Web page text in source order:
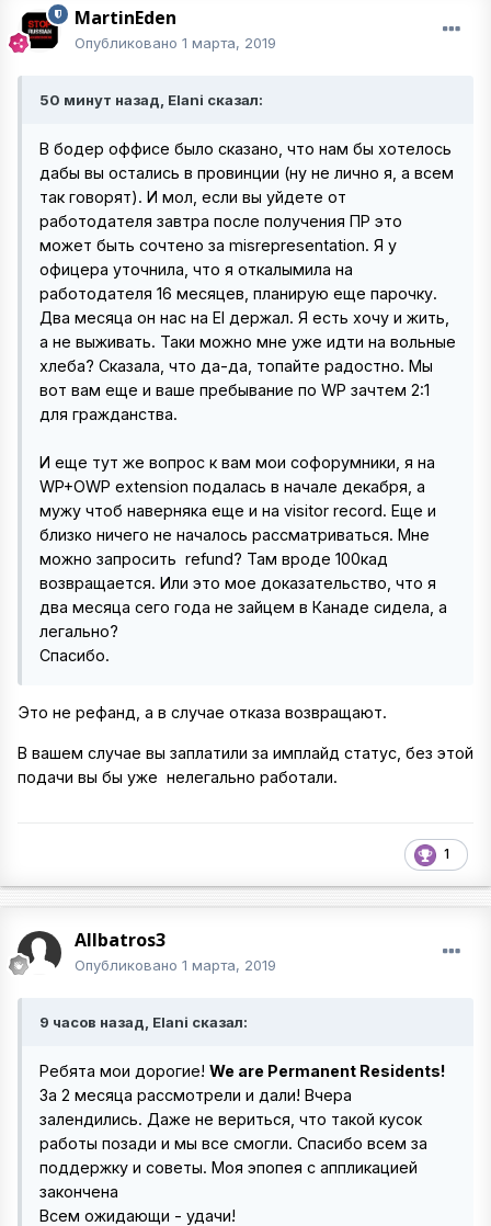
MartinEden
Опубликовано 1 марта, 2019
50 минут назад, Elani сказал:
В бодер оффисе было сказано, что нам бы хотелось
дабы вы остались в провинции (ну не лично я, а всем
так говорят). И мол, если вы уйдете от
работодателя завтра после получения ПР это
может быть сочтено за misrepresentation. Я у
офицера уточнила, что я откалымила на
работодателя 16 месяцев, планирую еще парочку.
Два месяца он нас на EI держал. Я есть хочу и жить,
а не выживать. Таки можно мне уже идти на вольные
хлеба? Сказала, что да-да, топайте радостно. Мы
вот вам еще и ваше пребывание по WP зачтем 2:1
для гражданства.
И еще тут же вопрос к вам мои софорумники, я на
WP+OWP еxtension подалась в начале декабря, а
мужу чтоб наверняка еще и на visitor record. Еще и
близко ничего не началось рассматриваться. Мне
можно запросить refund? Там вроде 100кад
возвращается. Или это мое доказательство, что я
два месяца сего года не зайцем в Канаде сидела, а
легально?
Спасибо.
Это не рефанд, а в случае отказа возвращают.
В вашем случае вы заплатили за имплайд статус, без этой
подачи вы бы уже нелегально работали.
1
Allbatros3
Опубликовано 1 марта, 2019
9 часов назад, Elani сказал:
Ребята мои дорогие! We are Permanent Residents!
За 2 месяца рассмотрели и дали! Вчера
залендились. Даже не вериться, что такой кусок
работы позади и мы все смогли. Спасибо всем за
поддержку и советы. Моя эпопея с аппликацией
закончена
Всем ожидающи - удачи!